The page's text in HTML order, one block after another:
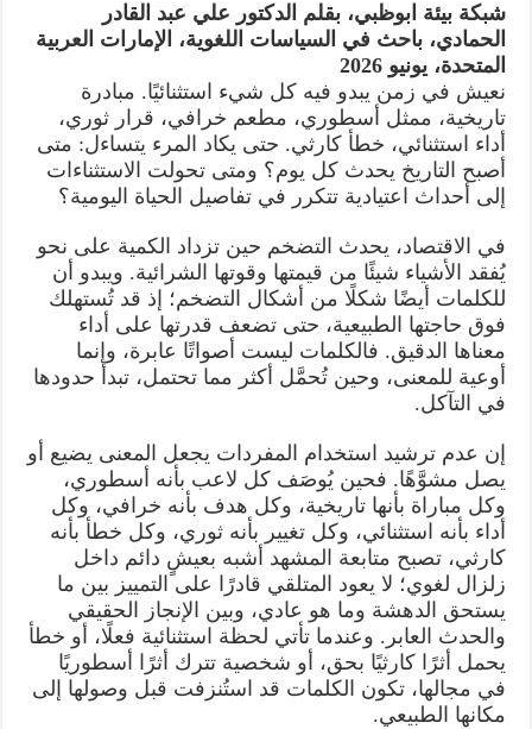
شبكة بيئة ابوظبي، بقلم الدكتور علي عبد القادر
الحمادي، باحث في السياسات اللغوية، الإمارات العربية
المتحدة، يونيو 2026
نعيش في زمن يبدو فيه كل شيء استثنائيًا. مبادرة
تاريخية، ممثل أسطوري، مطعم خرافي، قرار ثوري،
أداء استثنائي، خطأ كارثي. حتى يكاد المرء يتساءل: متى
أصبح التاريخ يحدث كل يوم؟ ومتى تحولت الاستثناءات
إلى أحداث اعتيادية تتكرر في تفاصيل الحياة اليومية؟
في الاقتصاد، يحدث التضخم حين تزداد الكمية على نحو
يُفقد الأشياء شيئًا من قيمتها وقوتها الشرائية. ويبدو أن
للكلمات أيضًا شكلًا من أشكال التضخم؛ إذ قد تُستهلك
فوق حاجتها الطبيعية، حتى تضعف قدرتها على أداء
معناها الدقيق. فالكلمات ليست أصواتًا عابرة، وإنما
أوعية للمعنى، وحين تُحمَّل أكثر مما تحتمل، تبدأ حدودها
في التآكل.
إن عدم ترشيد استخدام المفردات يجعل المعنى يضيع أو
يصل مشوَّهًا. فحين يُوصَف كل لاعب بأنه أسطوري،
وكل مباراة بأنها تاريخية، وكل هدف بأنه خرافي، وكل
أداء بأنه استثنائي، وكل تغيير بأنه ثوري، وكل خطأ بأنه
كارثي، تصبح متابعة المشهد أشبه بعيشٍ دائم داخل
زلزال لغوي؛ لا يعود المتلقي قادرًا على التمييز بين ما
يستحق الدهشة وما هو عادي، وبين الإنجاز الحقيقي
والحدث العابر. وعندما تأتي لحظة استثنائية فعلًا، أو خطأ
يحمل أثرًا كارثيًا بحق، أو شخصية تترك أثرًا أسطوريًا
في مجالها، تكون الكلمات قد استُنزفت قبل وصولها إلى
مكانها الطبيعي.